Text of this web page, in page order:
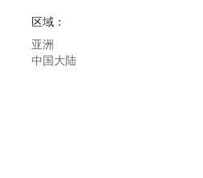
区域 ：
亚洲
中国大陆